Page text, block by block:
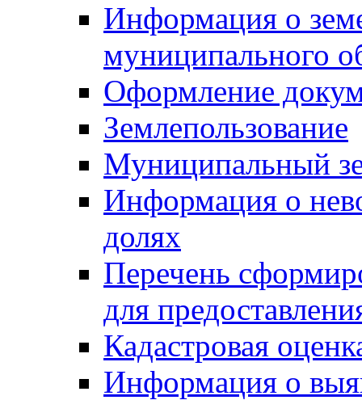
Информация о
муниципального
Оформление
Землепользование
Муниципальный
Информация о
долях
Перечень
для
Кадастровая
Информация о